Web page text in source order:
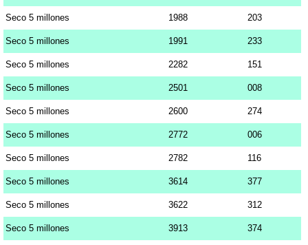
Seco 5 millones 1988 203
Seco 5 millones 1991 233
Seco 5 millones 2282 151
Seco 5 millones 2501 008
Seco 5 millones 2600 274
Seco 5 millones 2772 006
Seco 5 millones 2782 116
Seco 5 millones 3614 377
Seco 5 millones 3622 312
Seco 5 millones 3913 374